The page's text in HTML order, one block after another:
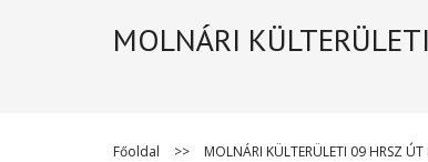
MOLNÁRI
Főoldal >> MOLNÁRI KÜLTERÜLETI 09 HRSZ